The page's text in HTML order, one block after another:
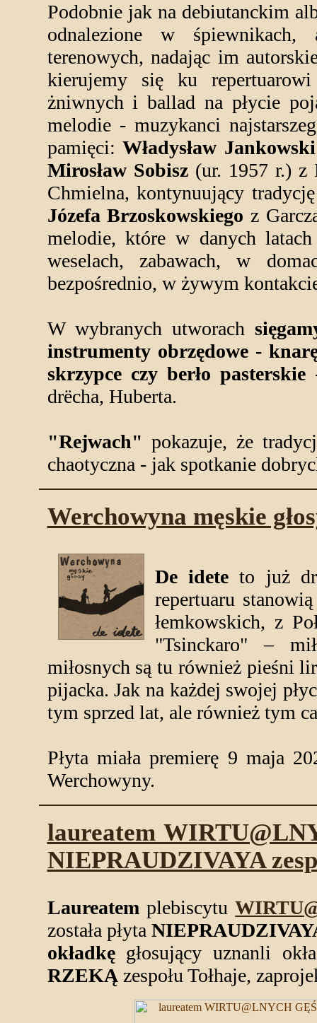
Podobnie jak na debiutanckim
odnalezione w śpiewnikach,
terenowych, nadając im
kierujemy się ku
żniwnych i ballad na płycie
melodie - muzykanci
pamięci:Władysław Jankowski
Mirosław Sobisz(ur. 1957 r.) z
Chmielna, kontynuujący
Józefa Brzoskowskiego z
melodie, które w danych
weselach, zabawach, w
bezpośrednio, w żywym
W wybranych utworach
instrumenty obrzędowe -
skrzypce czy berło pasterskie-
drëcha, Huberta.
"Rejwach" pokazuje, że
chaotyczna - jak spotkanie
Werchowyna męskie
De ideteto już
repertuaru
łemkowskich, z
"Tsinckaro" –
miłosnych są tu również pieśni
pijacka. Jak na każdej swojej
tym sprzed lat, ale również tym
Płyta miała premierę 9 maja
Werchowyny.
laureatem
NIEPRAUDZIVAYA
Laureatem plebiscytu
została płyta
okładkęgłosujący uznanli
RZEKĄzespołu Tołhaje,